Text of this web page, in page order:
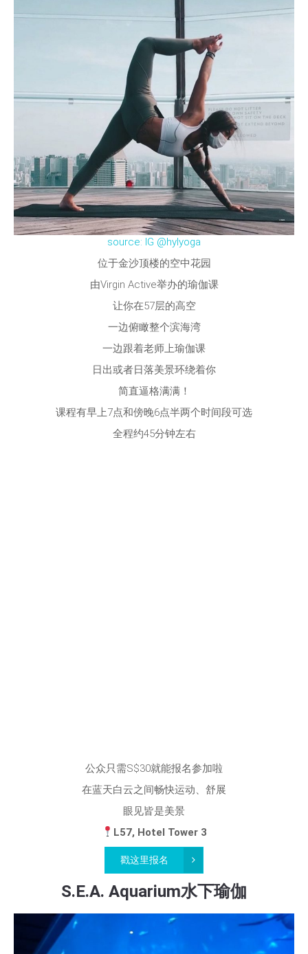
source: IG @hylyoga
位于金沙顶楼的空中花园
由Virgin Active举办的瑜伽课
让你在57层的高空
一边俯瞰整个滨海湾
一边跟着老师上瑜伽课
日出或者日落美景环绕着你
简直逼格满满！
课程有早上7点和傍晚6点半两个时间段可选
全程约45分钟左右
公众只需S$30就能报名参加啦
在蓝天白云之间畅快运动、舒展
眼见皆是美景
L57, Hotel Tower 3
戳这里报名
S.E.A. Aquarium水下瑜伽